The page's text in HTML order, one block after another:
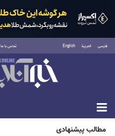
فارسی العربية English تماس با ما
شنبه ۱۷ مرداد ۱۴۰۵
مطالب پیشنهادی